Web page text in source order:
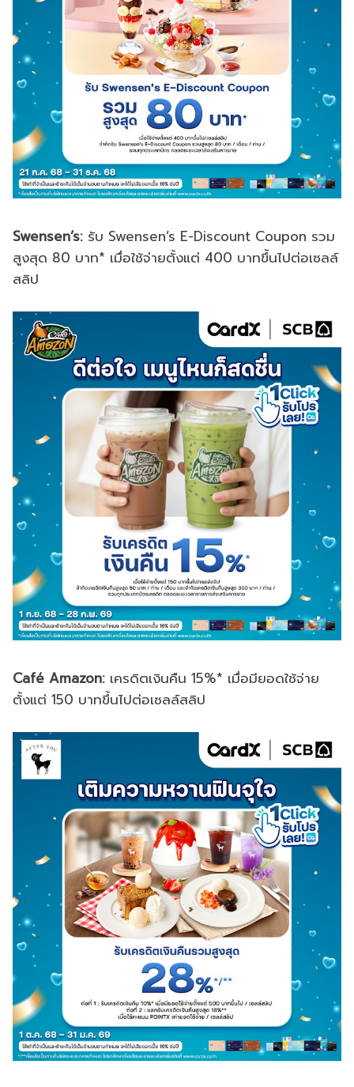
Swensen’s: รับ Swensen’s E-Discount Coupon รวม
สูงสุด 80 บาท* เมื่อใช้จ่ายตั้งแต่ 400 บาทขึ้นไปต่อเซลล์
สลิป
Café Amazon: เครดิตเงินคืน 15%* เมื่อมียอดใช้จ่าย
ตั้งแต่ 150 บาทขึ้นไปต่อเซลล์สลิป